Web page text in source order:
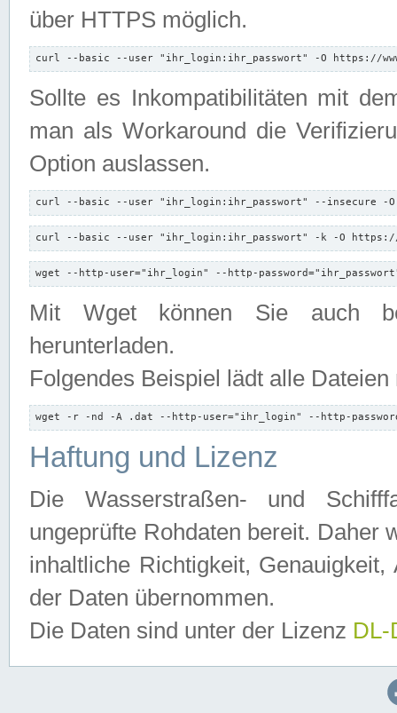
über HTTPS möglich.
curl --basic --user "ihr_login:ihr_passwort" -O https://
Sollte es Inkompatibilitäten mit
man als Workaround die
Option auslassen.
curl --basic --user "ihr_login:ihr_passwort" --insecure -
curl --basic --user "ihr_login:ihr_passwort" -k -O https://
wget --http-user="ihr_login" --http-
Mit Wget können Sie auch
herunterladen.
Folgendes Beispiel lädt alle
wget -r -nd -A .dat --http-user="ihr_login" --http-
Haftung und Lizenz
Die Wasserstraßen- und
ungeprüfte Rohdaten bereit. Daher
inhaltliche Richtigkeit,
der Daten übernommen.
Die Daten sind unter der Lizenz